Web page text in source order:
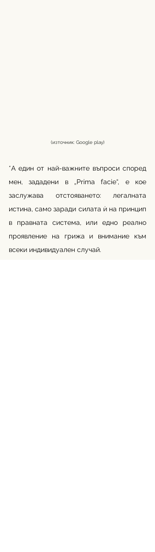
(източник: Google play)
*А един от най-важните въпроси според
мен, зададени в „Prima facie“, е кое
заслужава отстояването: легалната
истина, само заради силата ѝ на принцип
в правната система, или едно реално
проявление на грижа и внимание към
всеки индивидуален случай.